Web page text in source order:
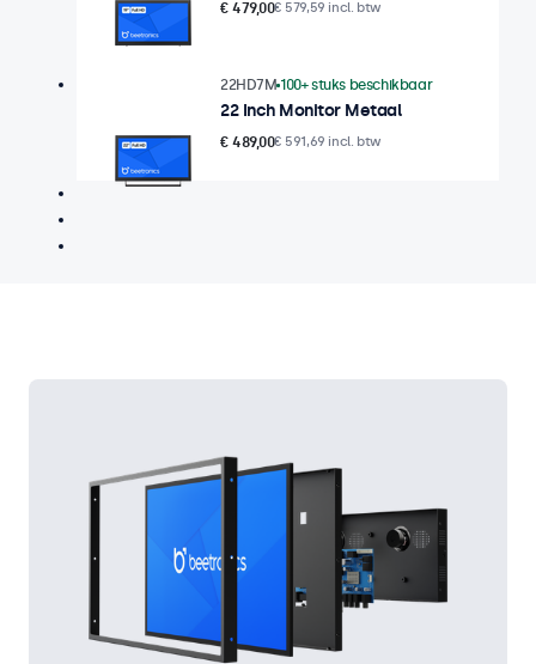
€ 479,00€ 579,59 incl. btw
22 Inch Monitor Metaal
22HD7M 100+ stuks beschikbaar
€ 489,00€ 591,69 incl. btw